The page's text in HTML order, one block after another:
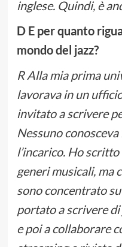
inglese. Quindi, è
D E per quanto
mondo del jazz?
R Alla mia prima
lavorava in un
invitato a scrivere
Nessuno
l’incarico. Ho
generi musicali, ma
sono concentrato
portato a scrivere di
e poi a collaborare